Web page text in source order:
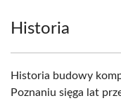
Historia
Historia budowy
Poznaniu sięga lat